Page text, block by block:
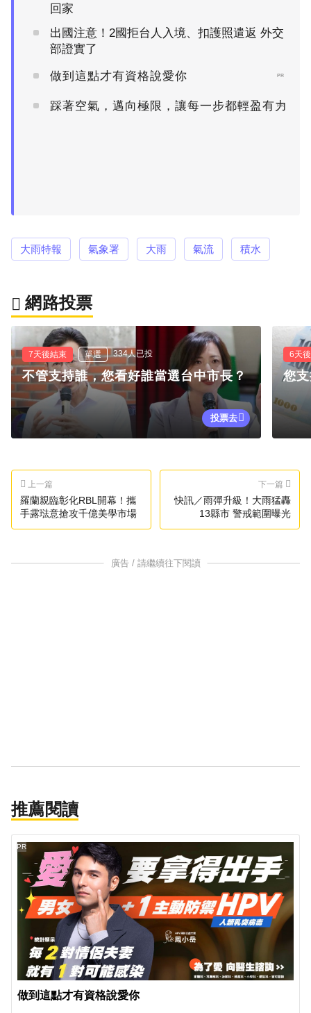
回家
出國注意！2國拒台人入境、扣護照遣返 外交
部證實了
做到這點才有資格說愛你 PR
踩著空氣，邁向極限，讓每一步都輕盈有力
PR
大雨特報 氣象署 大雨 氣流 積水
網路投票
7天後結束 單選 334人已投
不管支持誰，您看好誰當選台中市長？
投票去
6天
您
上一篇
羅蘭親臨彰化RBL開幕！攜
手露琺意搶攻千億美學市場
下一篇
快訊／雨彈升級！大雨猛轟
13縣市 警戒範圍曝光
廣告 / 請繼續往下閱讀
推薦閱讀
做到這點才有資格說愛你
PR